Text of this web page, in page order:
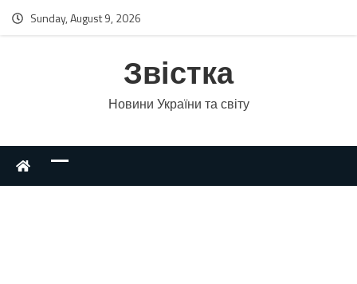
Sunday, August 9, 2026
Звістка
Новини України та світу